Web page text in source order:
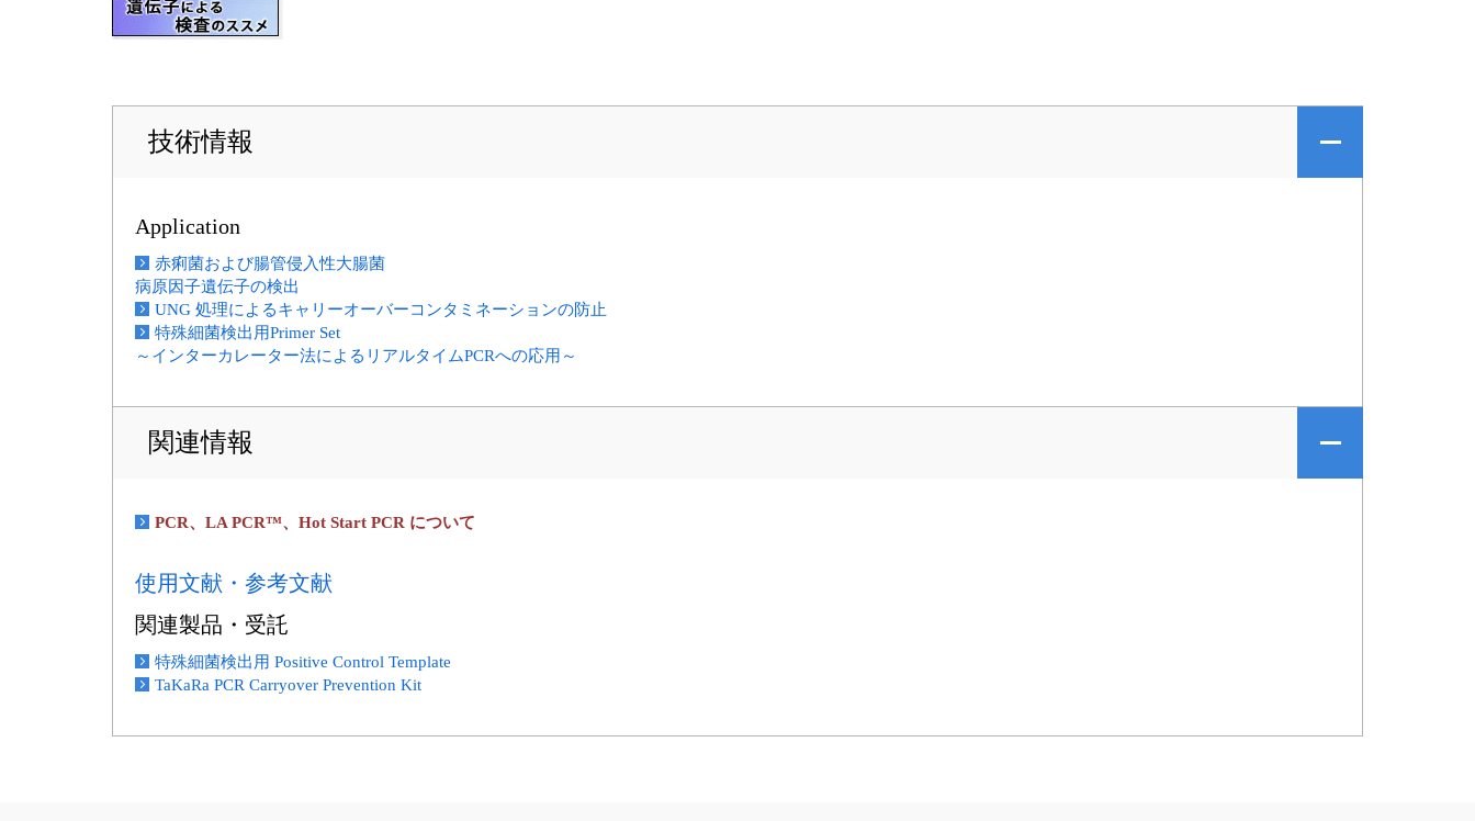
技術情報
Application
赤痢菌および腸管侵入性大腸菌
病原因子遺伝子の検出
UNG 処理によるキャリーオーバーコンタミネーションの防止
特殊細菌検出用Primer Set
～インターカレーター法によるリアルタイムPCRへの応用～
関連情報
PCR、LA PCR™、Hot Start PCR について
使用文献・参考文献
関連製品・受託
特殊細菌検出用 Positive Control Template
TaKaRa PCR Carryover Prevention Kit